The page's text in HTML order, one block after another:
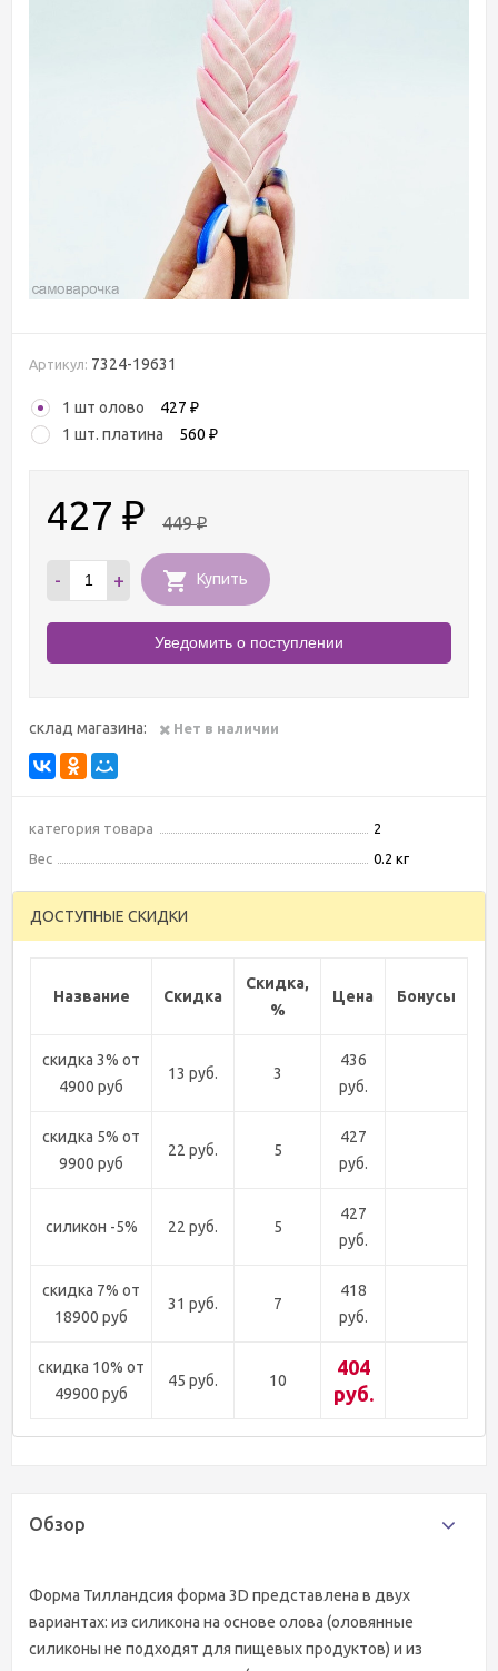
Артикул: 7324-19631
1 шт олово 427 ₽
1 шт. платина 560 ₽
427 ₽ 449₽
- + Купить
Уведомить о поступлении
склад магазина: Нет в наличии
категория товара
2
Вес
0.2 кг
ДОСТУПНЫЕ СКИДКИ
Название Скидка
Скидка,
%
Цена Бонусы
скидка 3% от
4900 руб
13 руб. 3
436
руб.
скидка 5% от
9900 руб
22 руб. 5
427
руб.
силикон -5% 22 руб. 5
427
руб.
скидка 7% от
18900 руб
31 руб. 7
418
руб.
скидка 10% от
49900 руб
45 руб. 10
404
руб.
Обзор
Форма Тилландсия форма 3D представлена в двух
вариантах: из силикона на основе олова (оловянные
силиконы не подходят для пищевых продуктов) и из